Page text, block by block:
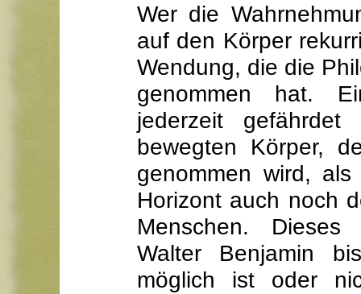
Wer die
auf den Körper
Wendung, die die
genommen hat.
jederzeit
bewegten Körper,
genommen wird,
Horizont auch noch
Menschen.
Walter Benjamin
möglich ist oder